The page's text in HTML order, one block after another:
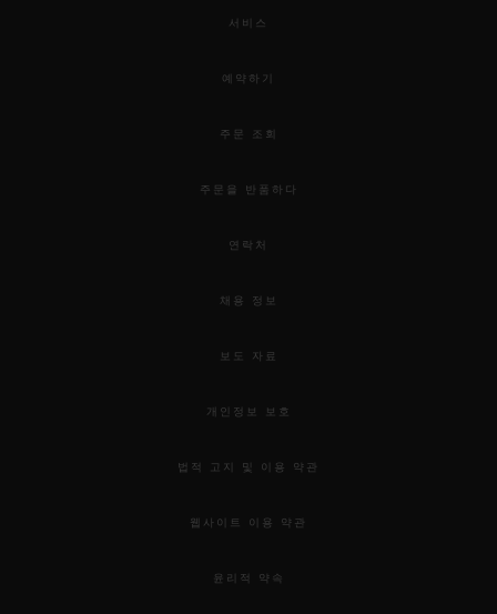
서비스
예약하기
주문 조회
주문을 반품하다
연락처
채용 정보
보도 자료
개인정보 보호
법적 고지 및 이용 약관
웹사이트 이용 약관
윤리적 약속